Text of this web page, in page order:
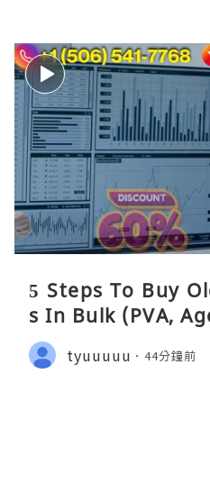
5 Steps To Buy
s In Bulk (PVA,
tyuuuuu 44分鐘前